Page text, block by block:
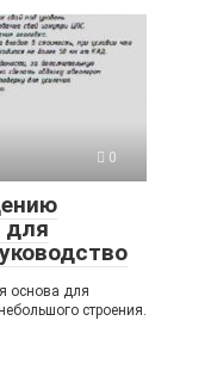
0
для
основа для
строения.